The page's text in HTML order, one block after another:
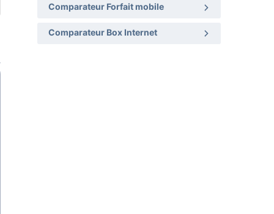
Comparateur Forfait mobile
Comparateur Box Internet